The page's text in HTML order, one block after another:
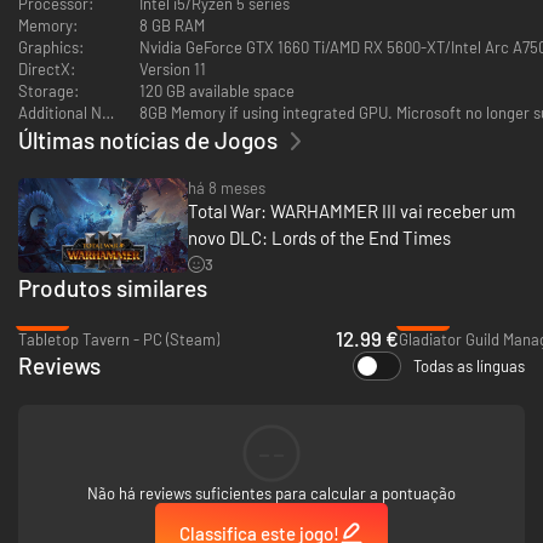
- Senhora Lendária: Bhashiva, a Tigresa do Deserto, a Tigre Branco de
Shang-Yang
- Senhor: Guerreiro Tigre Sawai
- Herói: Orador da Garra (Feras, Vida e Sombras)
- Unidade: Guerreiro Tigre (Dois Machados)
- Unidade: Perseguidores dos Guerreiros Tigre (Discos de Arremesso)
- Unidade: Guerreiros Tigre da Garra de Ferro (Guandao)
Memory:
8 GB RAM
Graphics:
Nvidia GeForce GTX 1660 Ti/AMD RX 5600-XT/Intel Arc
DirectX:
Version 11
Storage:
120 GB available space
Additional Notes:
8GB Memory if using integrated GPU. Microsoft no longer
Últimas notícias de Jogos
há 8 meses
Total War: WARHAMMER III vai receber um
novo DLC: Lords of the End Times
3
Produtos similares
Tabletop Tavern - PC (Steam)
12.99 €Gladiator Guild
Reviews Todas as línguas
Não há reviews suficientes para calcular a pontuação
Classifica este jogo!